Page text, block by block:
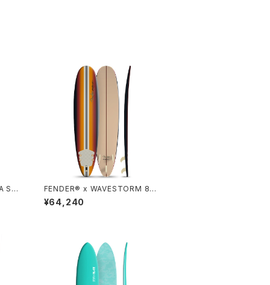
SU
FENDER® x WAVESTORM 8ft
Surfboard - CHERRY SUNBU
RST
¥64,240